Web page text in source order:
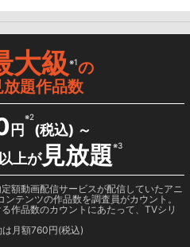
大級※1の
放題作品数
円
※2
(税込) ～
上が見放題※3
額動画配信サービスが配信していたアニ
テンツの作品数を調査員がカウント。
作品数のカウントにあたって、TVシリ
月額760円(税込)